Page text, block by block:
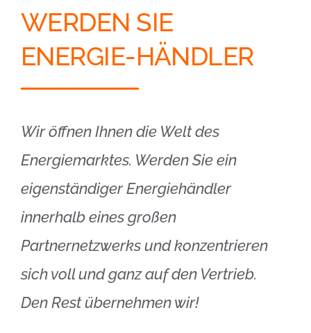
WERDEN SIE
ENERGIE-HÄNDLER
Wir öffnen Ihnen die Welt des
Energiemarktes. Werden Sie ein
eigenständiger Energiehändler
innerhalb eines großen
Partnernetzwerks und konzentrieren
sich voll und ganz auf den Vertrieb.
Den Rest übernehmen wir!